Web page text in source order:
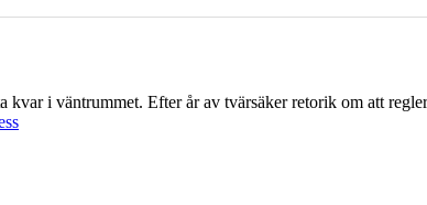
i väntrummet. Efter år av tvärsäker retorik om att